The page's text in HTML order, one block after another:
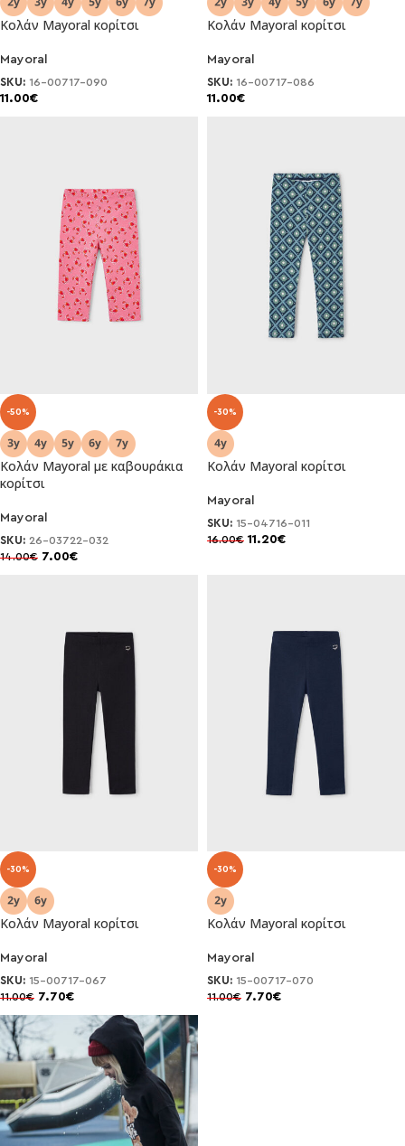
Κολάν Mayoral κορίτσι
Mayoral
SKU: 16-00717-090
11.00€
Κολάν Mayoral κορίτσι
Mayoral
SKU: 16-00717-086
11.00€
-50%
Κολάν Mayoral με καβουράκια
κορίτσι
Mayoral
SKU: 26-03722-032
14.00€ 7.00€
-30%
Κολάν Mayoral κορίτσι
Mayoral
SKU: 15-04716-011
16.00€ 11.20€
-30%
Κολάν Mayoral κορίτσι
Mayoral
SKU: 15-00717-067
11.00€ 7.70€
-30%
Κολάν Mayoral κορίτσι
Mayoral
SKU: 15-00717-070
11.00€ 7.70€